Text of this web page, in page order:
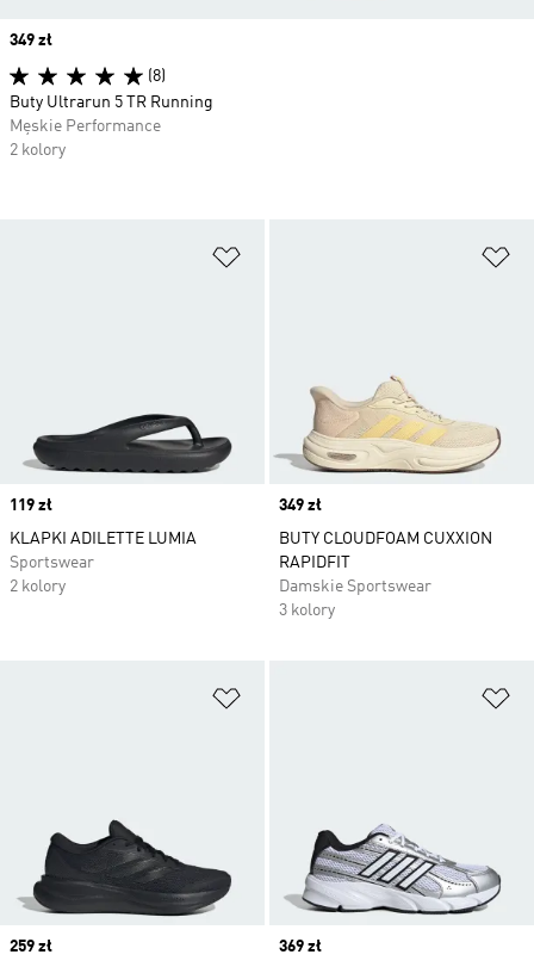
Price
119 zł
KLAPKI ADILETTE LUMIA
Sportswear
2 kolory
Price
349 zł
BUTY CLOUDFOAM CUXXION
RAPIDFIT
Damskie Sportswear
3 kolory
Price
259 zł
Price
369 zł
Price
349 zł
(8)
Buty Ultrarun 5 TR Running
Męskie Performance
2 kolory